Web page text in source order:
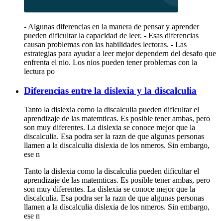
- Algunas diferencias en la manera de pensar y aprender
pueden dificultar la capacidad de leer. - Esas diferencias
causan problemas con las habilidades lectoras. - Las
estrategias para ayudar a leer mejor dependern del desafo que
enfrenta el nio. Los nios pueden tener problemas con la
lectura po
Diferencias entre la dislexia y la discalculia
Tanto la dislexia como la discalculia pueden dificultar el
aprendizaje de las matemticas. Es posible tener ambas, pero
son muy diferentes. La dislexia se conoce mejor que la
discalculia. Esa podra ser la razn de que algunas personas
llamen a la discalculia dislexia de los nmeros. Sin embargo,
ese n
Tanto la dislexia como la discalculia pueden dificultar el
aprendizaje de las matemticas. Es posible tener ambas, pero
son muy diferentes. La dislexia se conoce mejor que la
discalculia. Esa podra ser la razn de que algunas personas
llamen a la discalculia dislexia de los nmeros. Sin embargo,
ese n